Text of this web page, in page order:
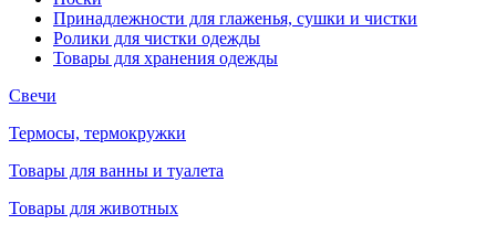
Принадлежности для глаженья, сушки и чистки
Ролики для чистки одежды
Товары для хранения одежды
Свечи
Термосы, термокружки
Товары для ванны и туалета
Товары для животных